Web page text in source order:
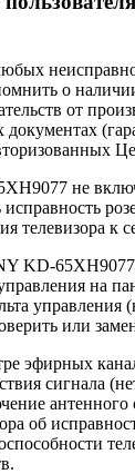
о
от
документах
не
исправность
телевизора к
KD-65XH9077
на
управления
или
эфирных
сигнала
антенного
об